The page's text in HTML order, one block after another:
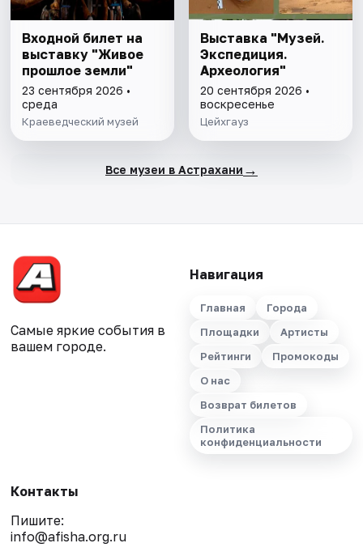
Входной билет на
выставку "Живое
прошлое земли"
23 сентября 2026 •
среда
Краеведческий музей
Выставка "Музей.
Экспедиция.
Археология"
20 сентября 2026 •
воскресенье
Цейхгауз
Все музеи в Астрахани →
Самые яркие события в
вашем городе.
Навигация
Главная
Города
Площадки
Артисты
Рейтинги
Промокоды
О нас
Возврат билетов
Политика
конфиденциальности
Контакты
Пишите:
info@afisha.org.ru